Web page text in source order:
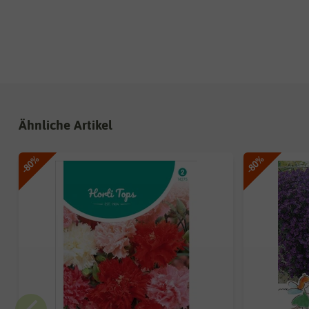
Ähnliche Artikel
-80% -80%